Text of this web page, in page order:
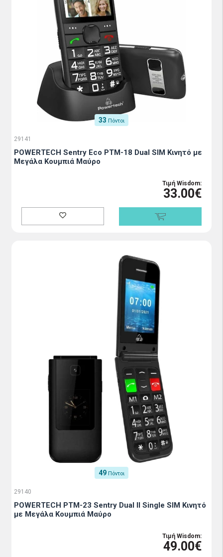
33 Πόντοι
29141
POWERTECH Sentry Eco PTM-18 Dual SIM Κινητό με
Μεγάλα Κουμπιά Μαύρο
Τιμή Wisdom:
33.00€
49 Πόντοι
29140
POWERTECH PTM-23 Sentry Dual II Single SIM Κινητό
με Μεγάλα Κουμπιά Μαύρο
Τιμή Wisdom:
49.00€